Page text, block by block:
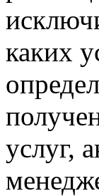
каких
услуг,